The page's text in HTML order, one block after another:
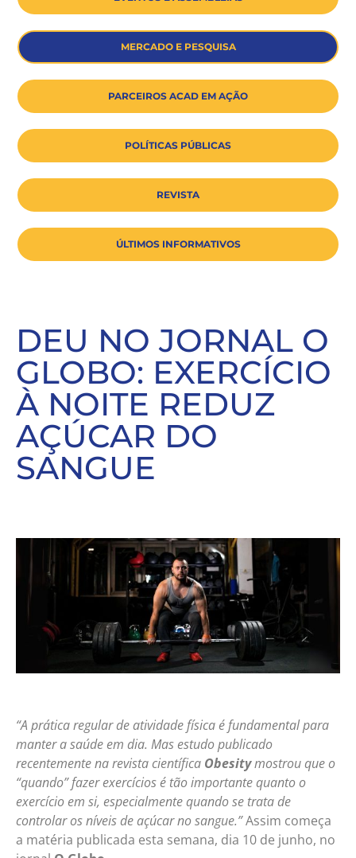
MERCADO E PESQUISA
PARCEIROS ACAD EM AÇÃO
POLÍTICAS PÚBLICAS
REVISTA
ÚLTIMOS INFORMATIVOS
DEU NO JORNAL O
GLOBO: EXERCÍCIO
À NOITE REDUZ
AÇÚCAR DO
SANGUE
“A prática regular de atividade física é fundamental para
manter a saúde em dia. Mas estudo publicado
recentemente na revista científica Obesitymostrou que o
“quando” fazer exercícios é tão importante quanto o
exercício em si, especialmente quando se trata de
controlar os níveis de açúcar no sangue.”Assim começa
a matéria publicada esta semana, dia 10 de junho, no